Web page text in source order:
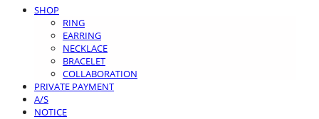
SHOP
RING
EARRING
NECKLACE
BRACELET
COLLABORATION
PRIVATE PAYMENT
A/S
NOTICE